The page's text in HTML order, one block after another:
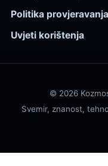
Politika
Uvjeti korištenja
© 2026
Svemir, znanost,